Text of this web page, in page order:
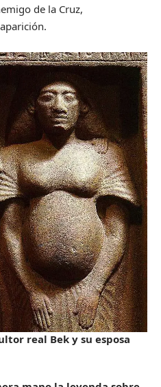
de la Cruz,
real Bek y su esposa